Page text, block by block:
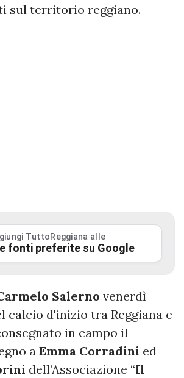
sul territorio reggiano.
TuttoReggiana alle
fonti preferite su Google
Salerno venerdì
calcio d'inizio tra Reggiana e
in campo il
a Emma Corradini ed
dell’Associazione “Il